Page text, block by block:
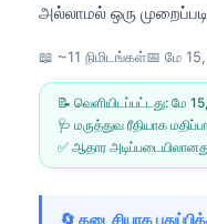
அல்லாமல் ஒரு
📖 ~11 நிமிடங்கள்📅 மே
📝 வெளியிடப்பட்டது: மே
🩺 மருத்துவ ரீதியாக
✅ ஆதார
🔄 கடைசியாக